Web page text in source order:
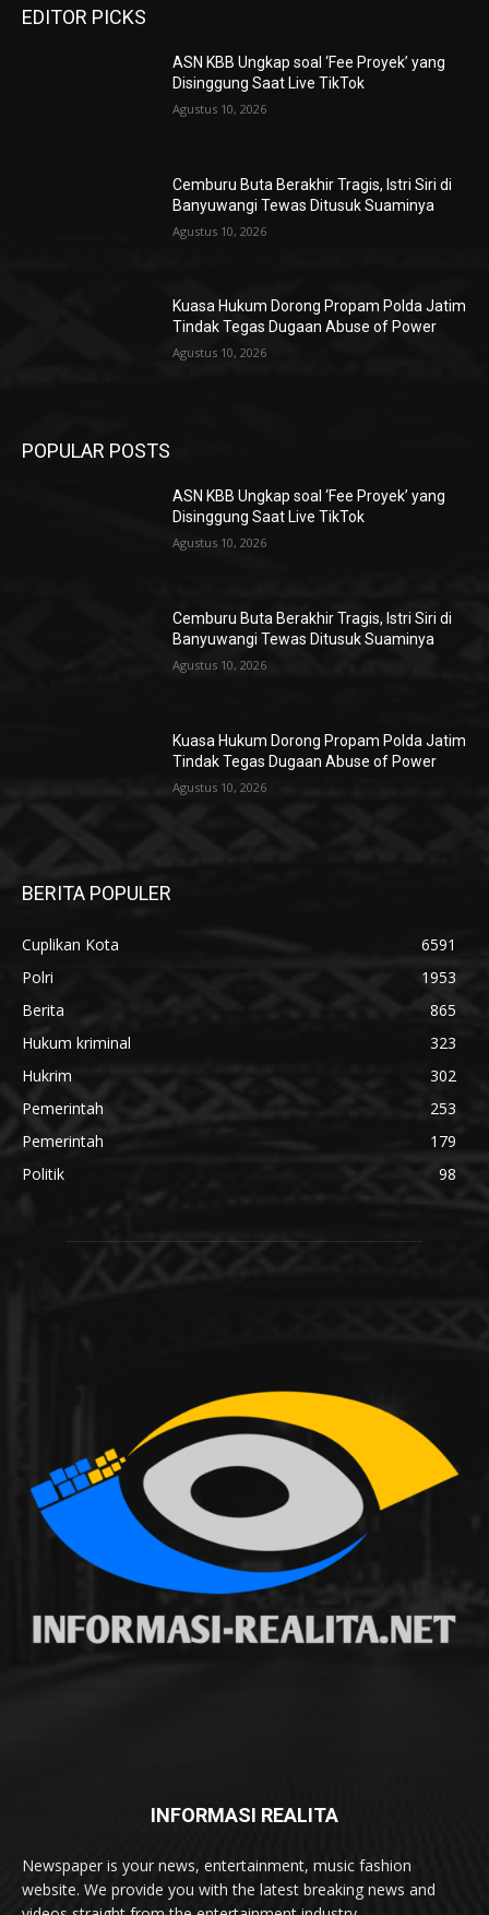
EDITOR PICKS
ASN KBB Ungkap soal ‘Fee Proyek’ yang
Disinggung Saat Live TikTok
Agustus 10, 2026
Cemburu Buta Berakhir Tragis, Istri Siri di
Banyuwangi Tewas Ditusuk Suaminya
Agustus 10, 2026
Kuasa Hukum Dorong Propam Polda Jatim
Tindak Tegas Dugaan Abuse of Power
Agustus 10, 2026
POPULAR POSTS
ASN KBB Ungkap soal ‘Fee Proyek’ yang
Disinggung Saat Live TikTok
Agustus 10, 2026
Cemburu Buta Berakhir Tragis, Istri Siri di
Banyuwangi Tewas Ditusuk Suaminya
Agustus 10, 2026
Kuasa Hukum Dorong Propam Polda Jatim
Tindak Tegas Dugaan Abuse of Power
Agustus 10, 2026
BERITA POPULER
Cuplikan Kota
6591
Polri
1953
Berita
865
Hukum kriminal
323
Hukrim
302
Pemerintah
253
Pemerintah
179
Politik
98
INFORMASI REALITA
Newspaper is your news, entertainment, music fashion
website. We provide you with the latest breaking news and